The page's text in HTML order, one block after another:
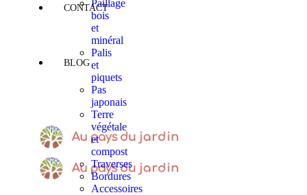
Paillage
bois
et
minéral
Palis
et
piquets
Pas
japonais
Terre
végétale
et
compost
Traverses
Bordures
Accessoires
CONTACT
BLOG